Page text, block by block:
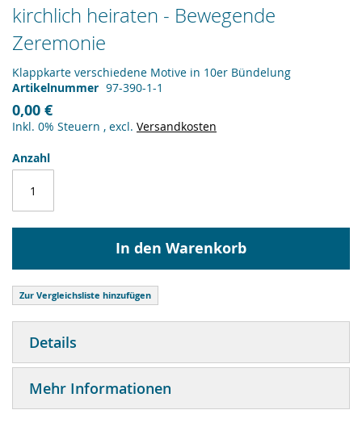
kirchlich heiraten - Bewegende
Zeremonie
Klappkarte verschiedene Motive in 10er Bündelung
Artikelnummer 97-390-1-1
0,00 €
Inkl. 0% Steuern , excl. Versandkosten
Anzahl
In den Warenkorb
Zur Vergleichsliste hinzufügen
Zum
Anfang
der
Bildergalerie
springen
Details
Mehr Informationen